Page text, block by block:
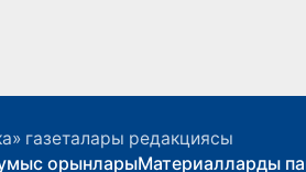
газеталары редакциясы
орынларыМатериалларды